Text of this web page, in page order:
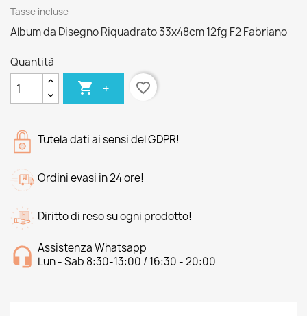
Tasse incluse
Album da Disegno Riquadrato 33x48cm 12fg F2 Fabriano
Quantità
 + favorite_border
Tutela dati ai sensi del GDPR!
Ordini evasi in 24 ore!
Diritto di reso su ogni prodotto!
Assistenza Whatsapp
Lun - Sab 8:30-13:00 / 16:30 - 20:00